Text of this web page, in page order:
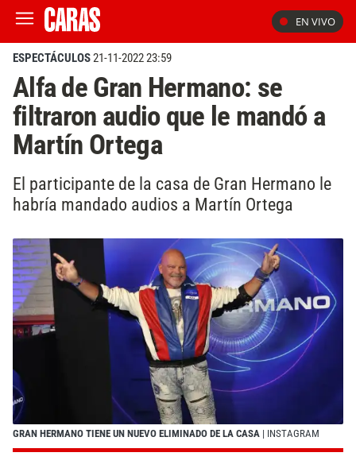
EN VIVO
ESPECTÁCULOS21-11-2022 23:59
Alfa de Gran Hermano: se
filtraron audio que le mandó a
Martín Ortega
El participante de la casa de Gran Hermano le
habría mandado audios a Martín Ortega
GRAN HERMANO TIENE UN NUEVO ELIMINADO DE LA CASA | INSTAGRAM